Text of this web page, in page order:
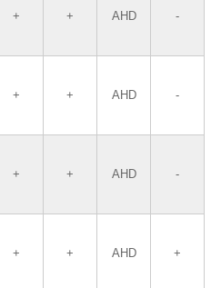
+ + AHD -
+ + AHD -
+ + AHD -
+ + AHD +